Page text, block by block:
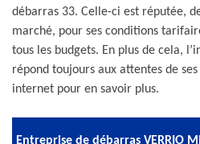
débarras 33. Celle-ci est réputée,
marché, pour ses conditions
tous les budgets. En plus de cela,
répond toujours aux attentes de
internet pour en savoir plus.
Entreprise de débarras VERRIO